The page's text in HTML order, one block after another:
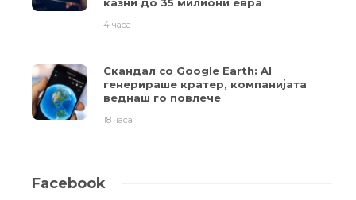
4 часа
Скандал со Google Earth: AI
генерираше кратер, компанијата
веднаш го повлече
18 часа
Facebook